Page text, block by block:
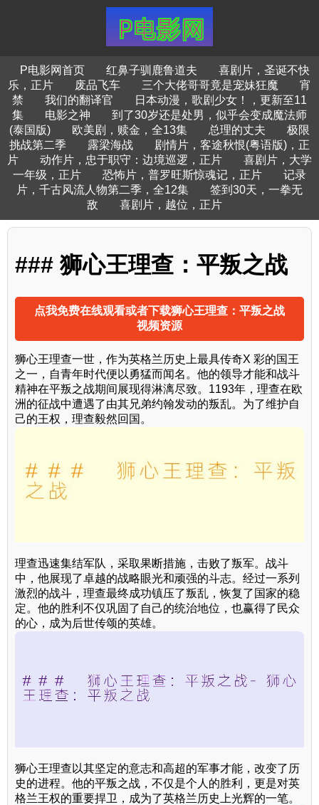
P电影网首页 红鼻子驯鹿鲁道夫
喜剧片，圣诞不快
乐，正片
废品飞车 三个大佬哥哥竟是宠妹狂魔
宵
禁
我们的翻译官
日本动漫，歌剧少女！，更新至11
集
电影之神
到了30岁还是处男，似乎会变成魔法师
(泰国版)
欧美剧，赎金，全13集 总理的丈夫
极限
挑战第二季
露梁海战
剧情片，客途秋恨(粤语版)，正
片
动作片，忠于职守：边境巡逻，正片
喜剧片，大学
一年级，正片
恐怖片，普罗旺斯惊魂记，正片
记录
片，千古风流人物第二季，全12集
签到30天，一拳无
敌
喜剧片，越位，正片
### 狮心王理查：平叛之战
点我免费在线观看或者下载狮心王理查：平叛之战
视频资源
狮心王理查一世，作为英格兰历史上最具传奇X 彩的国王
之一，自青年时代便以勇猛而闻名。他的领导才能和战斗
精神在平叛之战期间展现得淋漓尽致。1193年，理查在欧
洲的征战中遭遇了由其兄弟约翰发动的叛乱。为了维护自
己的王权，理查毅然回国。
理查迅速集结军队，采取果断措施，击败了叛军。战斗
中，他展现了卓越的战略眼光和顽强的斗志。经过一系列
激烈的战斗，理查最终成功镇压了叛乱，恢复了国家的稳
定。他的胜利不仅巩固了自己的统治地位，也赢得了民众
的心，成为后世传颂的英雄。
狮心王理查以其坚定的意志和高超的军事才能，改变了历
史的进程。他的平叛之战，不仅是个人的胜利，更是对英
格兰王权的重要捍卫，成为了英格兰历史上光辉的一笔。